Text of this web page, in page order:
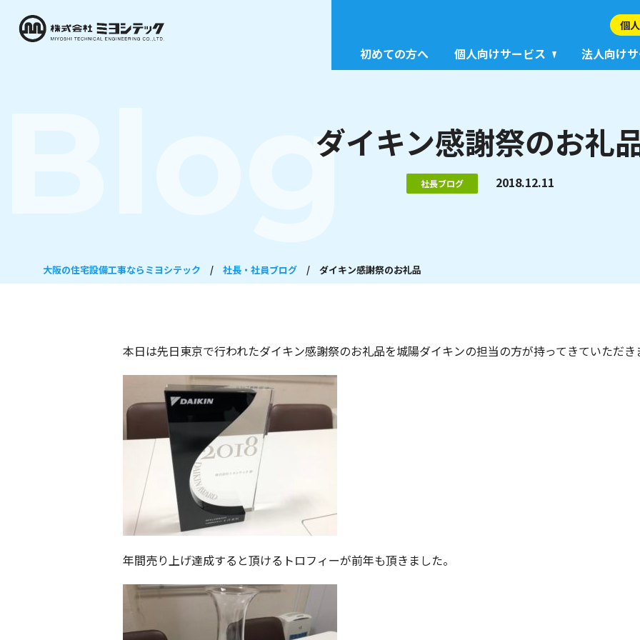
個
初めての方へ 個人向けサービス 法人向け
ダイキン感謝祭のお礼
社長ブログ 2018.12.11
Blog
大阪の住宅設備工事ならミヨシテック / 社長・社員ブログ / ダイキン感謝祭のお礼品
本日は先日東京で行われたダイキン感謝祭のお礼品を城陽ダイキンの担当の方が持ってきていただき
年間売り上げ達成すると頂けるトロフィーが前年も頂きました。